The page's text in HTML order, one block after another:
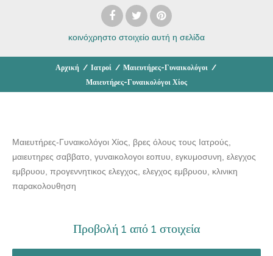
κοινόχρηστο στοιχείο αυτή η σελίδα
Αρχική / Ιατροί / Μαιευτήρες-Γυναικολόγοι /
Μαιευτήρες-Γυναικολόγοι Χίος
Μαιευτήρες-Γυναικολόγοι Χίος, βρες όλους τους Ιατρούς,
μαιευτηρες σαββατο, γυναικολογοι εοπυυ, εγκυμοσυνη, ελεγχος
εμβρυου, προγεννητικος ελεγχος, ελεγχος εμβρυου, κλινικη
παρακολουθηση
Προβολή 1 από 1 στοιχεία